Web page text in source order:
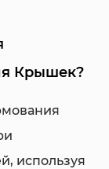
Крышек?
используя